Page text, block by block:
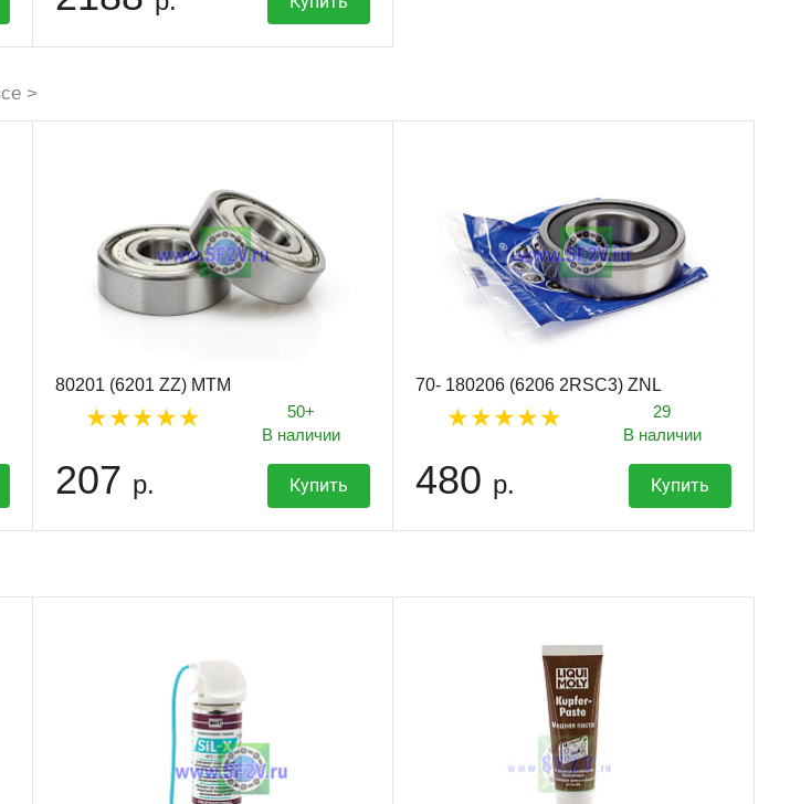
>
80201 (6201 ZZ) MTM
50+
В наличии
207 р. Купить
70- 180206 (6206 2RSC3) ZNL
29
В наличии
480 р. Купить